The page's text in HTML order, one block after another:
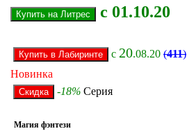
с 01.10.20
с 20.08.20 (411)
Новинка
-18% Серия
Магия фэнтези